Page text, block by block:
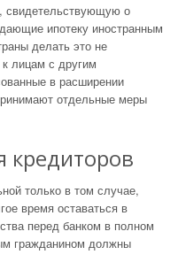
свидетельствующую о
ипотеку иностранным
делать это не
лицам с другим
в расширении
отдельные меры
кредиторов
только в том случае,
время оставаться в
перед банком в полном
гражданином должны